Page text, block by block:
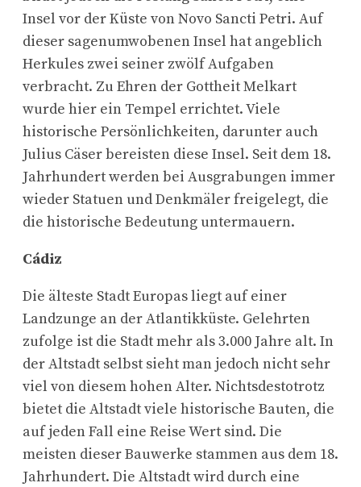
Insel vor der Küste von Novo Sancti Petri. Auf
dieser sagenumwobenen Insel hat angeblich
Herkules zwei seiner zwölf Aufgaben
verbracht. Zu Ehren der Gottheit Melkart
wurde hier ein Tempel errichtet. Viele
historische Persönlichkeiten, darunter auch
Julius Cäser bereisten diese Insel. Seit dem 18.
Jahrhundert werden bei Ausgrabungen immer
wieder Statuen und Denkmäler freigelegt, die
die historische Bedeutung untermauern.
Cádiz
Die älteste Stadt Europas liegt auf einer
Landzunge an der Atlantikküste. Gelehrten
zufolge ist die Stadt mehr als 3.000 Jahre alt. In
der Altstadt selbst sieht man jedoch nicht sehr
viel von diesem hohen Alter. Nichtsdestotrotz
bietet die Altstadt viele historische Bauten, die
auf jeden Fall eine Reise Wert sind. Die
meisten dieser Bauwerke stammen aus dem 18.
Jahrhundert. Die Altstadt wird durch eine